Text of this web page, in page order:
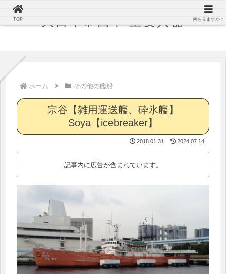
ホーム その他の艦船
宗谷【雑用運送艦、砕氷艦】
Soya【icebreaker】
2018.01.31 2024.07.14
記事内に広告が含まれています。
TOP 何を見ますか？